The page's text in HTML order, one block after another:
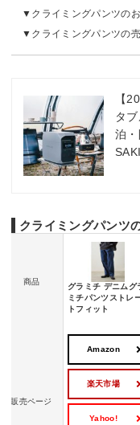
クライミングパンツの
クライミングパンツの
【
タ
泊
クライミングパンツ
商品
グラミチ デニムグ
ミチパンツストレ
トフィット
販売ページ
Amazon
楽天市場
Yahoo!